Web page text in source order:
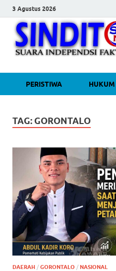
3 Agustus 2026
PERISTIWA
TAG: GORONTALO
DAERAH / GORONTALO / NASIONAL